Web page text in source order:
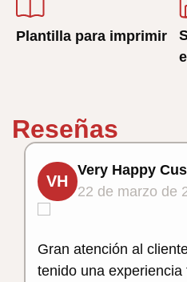
Plantilla para imprimir
Reseñas
VH
Very Happy
22 de marzo de
Gran atención al cliente Recientemente
tenido una